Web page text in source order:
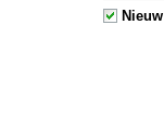
Nieuw